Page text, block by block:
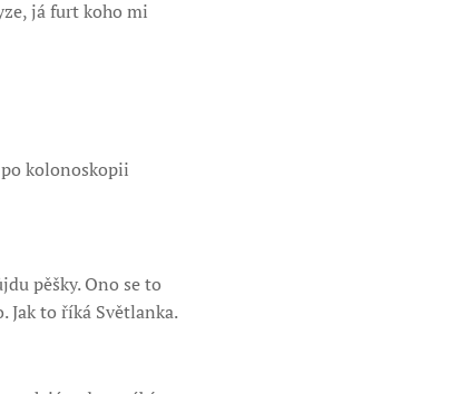
já furt koho mi
kolonoskopii
pěšky. Ono se to
Jak to říká Světlanka.